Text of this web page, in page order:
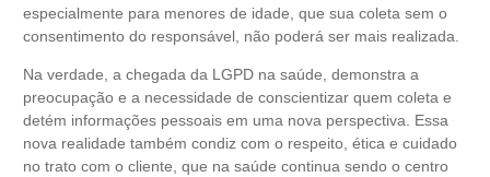
especialmente para menores de idade, que sua coleta sem o
consentimento do responsável, não poderá ser mais realizada.
Na verdade, a chegada da LGPD na saúde, demonstra a
preocupação e a necessidade de conscientizar quem coleta e
detém informações pessoais em uma nova perspectiva. Essa
nova realidade também condiz com o respeito, ética e cuidado
no trato com o cliente, que na saúde continua sendo o centro